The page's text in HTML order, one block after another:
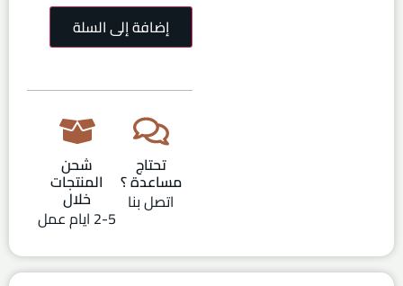
إضافة إلى السلة
تحتاج
مساعدة ؟
اتصل بنا
شحن
المنتجات
خلال
2-5 ايام عمل